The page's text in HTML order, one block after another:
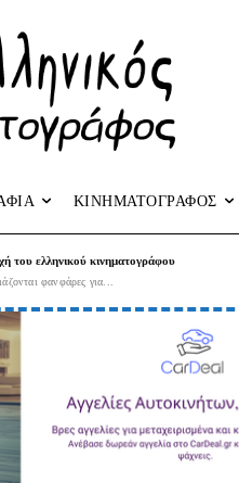
ΚΙΝΗΜΑΤΟΓΡΑΦΟΣ
του ελληνικού κινηματογράφου
φανφάρες για...